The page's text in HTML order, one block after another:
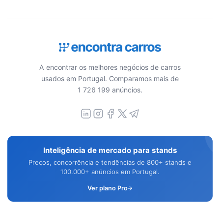
A encontrar os melhores negócios de carros
usados em Portugal. Comparamos mais de
1 726 199 anúncios.
Inteligência de mercado para stands
Preços, concorrência e tendências de 800+ stands e
100.000+ anúncios em Portugal.
Ver plano Pro